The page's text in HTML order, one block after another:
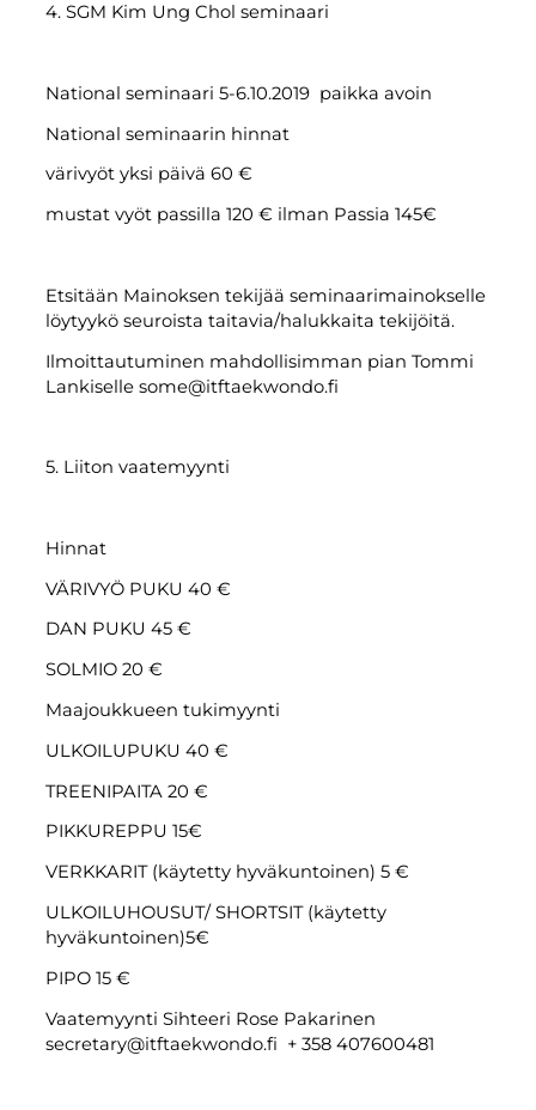
4. SGM Kim Ung Chol seminaari
National seminaari 5-6.10.2019 paikka avoin
National seminaarin hinnat
värivyöt yksi päivä 60 €
mustat vyöt passilla 120 € ilman Passia 145€
Etsitään Mainoksen tekijää seminaarimainokselle
löytyykö seuroista taitavia/halukkaita tekijöitä.
Ilmoittautuminen mahdollisimman pian Tommi
Lankiselle some@itftaekwondo.fi
5. Liiton vaatemyynti
Hinnat
VÄRIVYÖ PUKU 40 €
DAN PUKU 45 €
SOLMIO 20 €
Maajoukkueen tukimyynti
ULKOILUPUKU 40 €
TREENIPAITA 20 €
PIKKUREPPU 15€
VERKKARIT (käytetty hyväkuntoinen) 5 €
ULKOILUHOUSUT/ SHORTSIT (käytetty
hyväkuntoinen)5€
PIPO 15 €
Vaatemyynti Sihteeri Rose Pakarinen
secretary@itftaekwondo.fi + 358 407600481